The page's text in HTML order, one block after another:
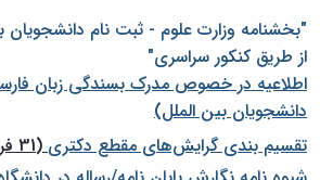
"بخشنامه وزارت علوم - ثبت نام دانشجويان
از طريق كنكور سراسری"
اطلاعیه در خصوص مدرک بسندگی زبان
دانشجویان بین الملل)
تقسیم بندی گرایش‌های مقطع دکتری(31 فروردین 1404)